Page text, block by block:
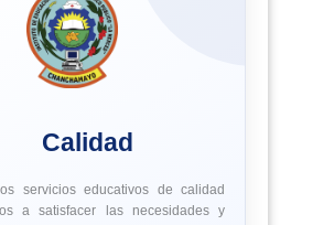
Calidad
servicios educativos de calidad
a satisfacer las necesidades y